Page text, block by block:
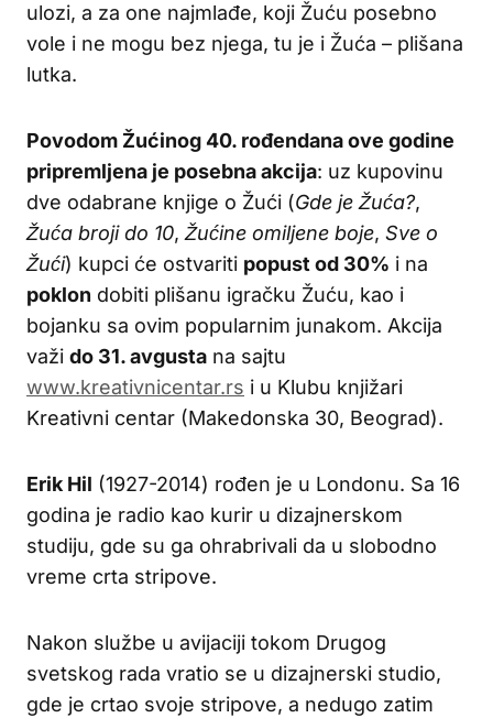
ulozi, a za one najmlađe, koji Žuću posebno
vole i ne mogu bez njega, tu je i Žuća – plišana
lutka.
Povodom Žućinog 40. rođendana ove godine
pripremljena je posebna akcija: uz kupovinu
dve odabrane knjige o Žući (Gde je Žuća?,
Žuća broji do 10, Žućine omiljene boje, Sve o
Žući) kupci će ostvariti popust od 30% i na
poklon dobiti plišanu igračku Žuću, kao i
bojanku sa ovim popularnim junakom. Akcija
važi do 31. avgusta na sajtu
www.kreativnicentar.rs i u Klubu knjižari
Kreativni centar (Makedonska 30, Beograd).
Erik Hil (1927-2014) rođen je u Londonu. Sa 16
godina je radio kao kurir u dizajnerskom
studiju, gde su ga ohrabrivali da u slobodno
vreme crta stripove.
Nakon službe u avijaciji tokom Drugog
svetskog rada vratio se u dizajnerski studio,
gde je crtao svoje stripove, a nedugo zatim